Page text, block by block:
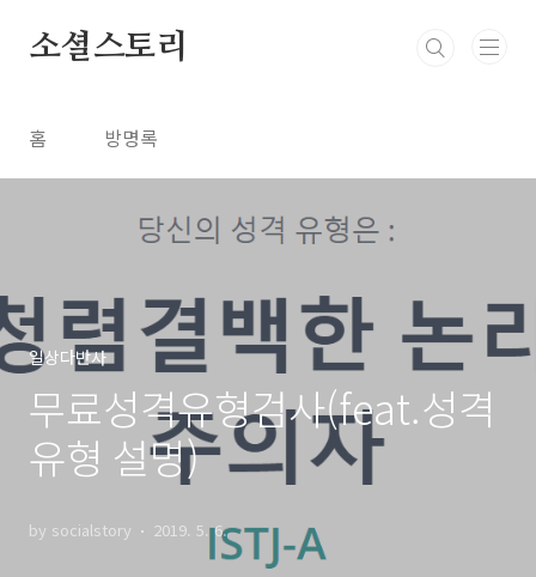
소셜스토리
홈 방명록
일상다반사
무료성격유형검사(feat.성격
유형 설명)
by socialstory 2019. 5. 6.